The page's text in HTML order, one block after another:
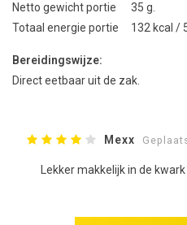
Netto gewicht portie 35 g.
Totaal energie portie 132 kcal /
Bereidingswijze:
Direct eetbaar uit de zak.
Mexx
Lekker makkelijk in de